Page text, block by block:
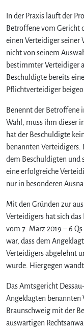
In der Praxis läuft der
Betroffene vom Gericht
einen Verteidiger seiner
nicht von seinem
bestimmter Verteidiger
Beschuldigte bereits
Pflichtverteidiger
Benennt der Betroffene
Wahl, muss ihm dieser
hat der Beschuldigte
benannten Verteidigers.
dem Beschuldigten und
eine erfolgreiche
nur in besonderen
Mit den Gründen zur
Verteidigers hat sich
vom 7. März 2019 – 6
war, dass dem
Verteidigers abgelehnt
wurde. Hiergegen
Das Amtsgericht
Angeklagten benannten
Braunschweig mit der
auswärtigen